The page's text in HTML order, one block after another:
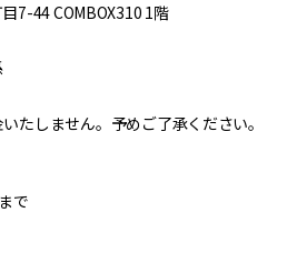
7-44 COMBOX310 1階
たしません。予めご了承ください。
で